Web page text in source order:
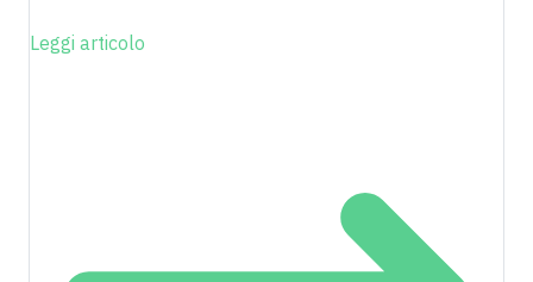
Leggi articolo